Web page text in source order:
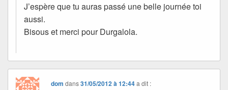
J’espère que tu auras passé une belle journée toi
aussi.
Bisous et merci pour Durgalola.
dom dans31/05/2012 à 12:44 a dit :